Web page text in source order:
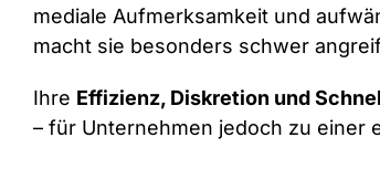
mediale Aufmerksamkeit und
macht sie besonders schwer
Ihre Effizienz, Diskretion und
– für Unternehmen jedoch zu einer